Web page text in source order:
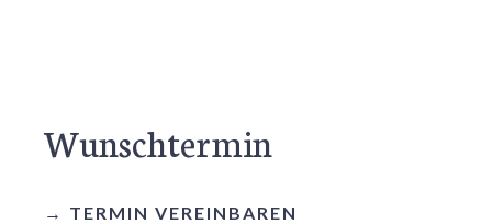
Wunschtermin
→ TERMIN VEREINBAREN